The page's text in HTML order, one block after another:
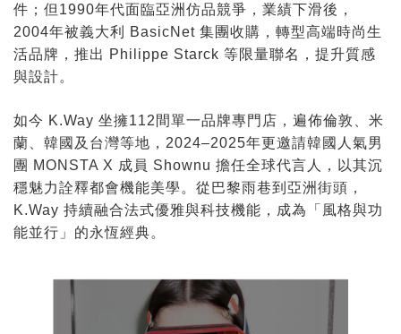
件；但1990年代面臨亞洲仿品競爭，業績下滑後，
2004年被義大利 BasicNet 集團收購，轉型高端時尚生
活品牌，推出 Philippe Starck 等限量聯名，提升質感
與設計。
如今 K.Way 坐擁112間單一品牌專門店，遍佈倫敦、米
蘭、韓國及台灣等地，2024–2025年更邀請韓國人氣男
團 MONSTA X 成員 Shownu 擔任全球代言人，以其沉
穩魅力詮釋都會機能美學。從巴黎雨巷到亞洲街頭，
K.Way 持續融合法式優雅與科技機能，成為「風格與功
能並行」的永恆經典。​